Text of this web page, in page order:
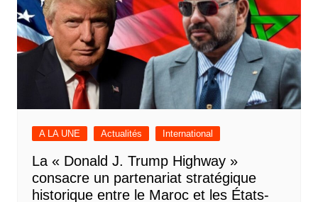
A LA UNE Actualités International
La « Donald J. Trump Highway »
consacre un partenariat stratégique
historique entre le Maroc et les États-